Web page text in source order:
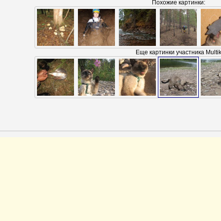
Похожие картинки:
Еще картинки участника Multik